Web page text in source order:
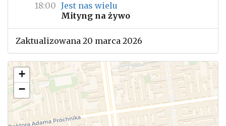
18:00 Jest nas wielu
Mityng na żywo
Zaktualizowana 20 marca 2026
+
−